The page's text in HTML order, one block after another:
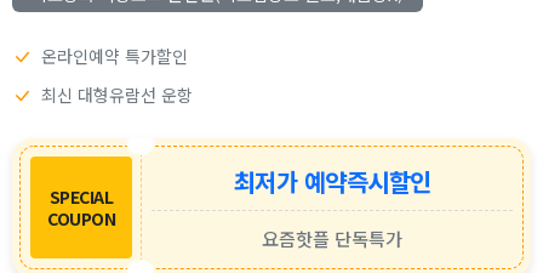
온라인예약 특가할인
최신 대형유람선 운항
SPECIAL
COUPON
최저가 예약즉시할인
요즘핫플 단독특가